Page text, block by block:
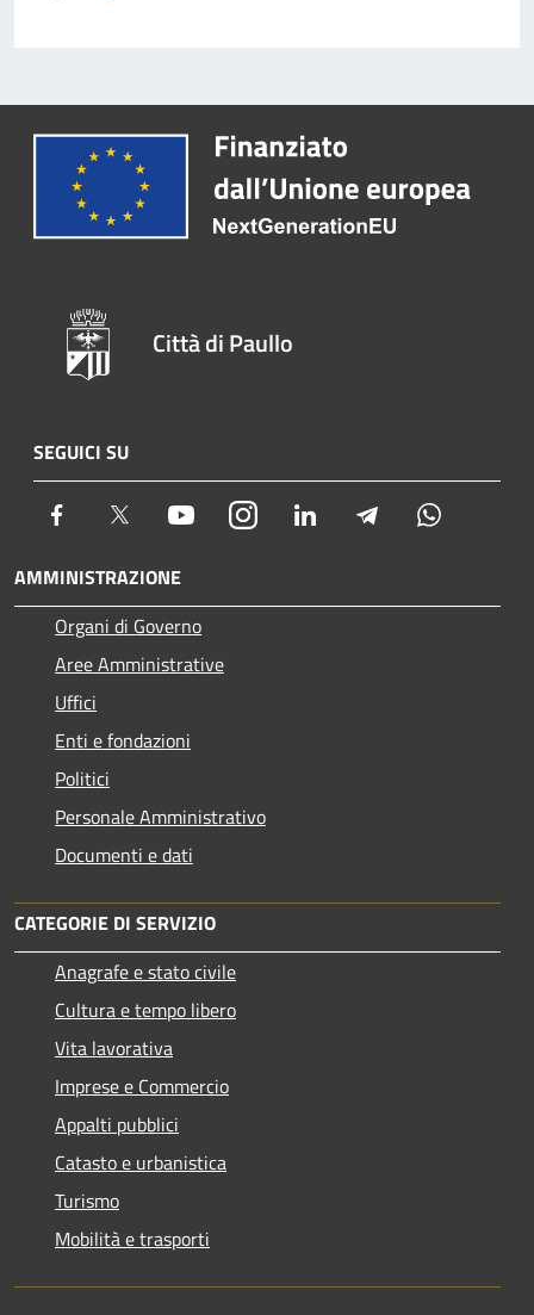
Città di Paullo
SEGUICI SU
Facebook Twitter YoutubeInstagram LinkedIn Telegram
AMMINISTRAZIONE
Organi di Governo
Aree Amministrative
Uffici
Enti e fondazioni
Politici
Personale Amministrativo
Documenti e dati
CATEGORIE DI SERVIZIO
Anagrafe e stato civile
Cultura e tempo libero
Vita lavorativa
Imprese e Commercio
Appalti pubblici
Catasto e urbanistica
Turismo
Mobilità e trasporti